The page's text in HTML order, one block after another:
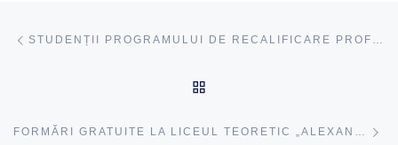
STUDENȚII PROGRAMULUI DE RECALIFICARE PROFESIONALĂ, LA CEA DE A II-A SESIUNE
FORMĂRI GRATUITE LA LICEUL TEORETIC „ALEXANDRU IOAN CUZA” DIN CHIȘINĂU